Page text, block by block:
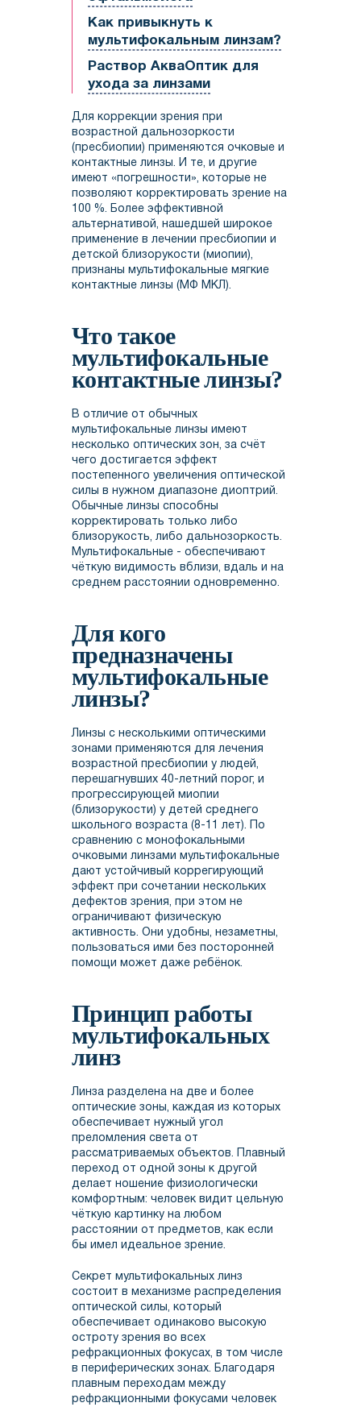
Как привыкнуть к
мультифокальным линзам?
Раствор АкваОптик для
ухода за линзами
Для коррекции зрения при
возрастной дальнозоркости
(пресбиопии) применяются очковые и
контактные линзы. И те, и другие
имеют «погрешности», которые не
позволяют корректировать зрение на
100 %. Более эффективной
альтернативой, нашедшей широкое
применение в лечении пресбиопии и
детской близорукости (миопии),
признаны мультифокальные мягкие
контактные линзы (МФ МКЛ).
Что такое
мультифокальные
контактные линзы?
В отличие от обычных
мультифокальные линзы имеют
несколько оптических зон, за счёт
чего достигается эффект
постепенного увеличения оптической
силы в нужном диапазоне диоптрий.
Обычные линзы способны
корректировать только либо
близорукость, либо дальнозоркость.
Мультифокальные - обеспечивают
чёткую видимость вблизи, вдаль и на
среднем расстоянии одновременно.
Для кого
предназначены
мультифокальные
линзы?
Линзы с несколькими оптическими
зонами применяются для лечения
возрастной пресбиопии у людей,
перешагнувших 40-летний порог, и
прогрессирующей миопии
(близорукости) у детей среднего
школьного возраста (8-11 лет). По
сравнению с монофокальными
очковыми линзами мультифокальные
дают устойчивый коррегирующий
эффект при сочетании нескольких
дефектов зрения, при этом не
ограничивают физическую
активность. Они удобны, незаметны,
пользоваться ими без посторонней
помощи может даже ребёнок.
Принцип работы
мультифокальных
линз
Линза разделена на две и более
оптические зоны, каждая из которых
обеспечивает нужный угол
преломления света от
рассматриваемых объектов. Плавный
переход от одной зоны к другой
делает ношение физиологически
комфортным: человек видит цельную
чёткую картинку на любом
расстоянии от предметов, как если
бы имел идеальное зрение.
Секрет мультифокальных линз
состоит в механизме распределения
оптической силы, который
обеспечивает одинаково высокую
остроту зрения во всех
рефракционных фокусах, в том числе
в периферических зонах. Благодаря
плавным переходам между
рефракционными фокусами человек